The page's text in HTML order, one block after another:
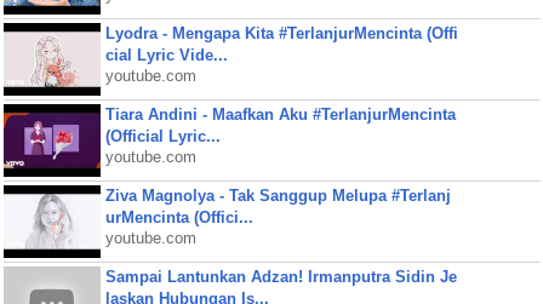
Lyodra - Mengapa Kita #TerlanjurMencinta (Offi
cial Lyric Vide...
youtube.com
Tiara Andini - Maafkan Aku #TerlanjurMencinta
(Official Lyric...
youtube.com
Ziva Magnolya - Tak Sanggup Melupa #Terlanj
urMencinta (Offici...
youtube.com
Sampai Lantunkan Adzan! Irmanputra Sidin Je
laskan Hubungan Is...